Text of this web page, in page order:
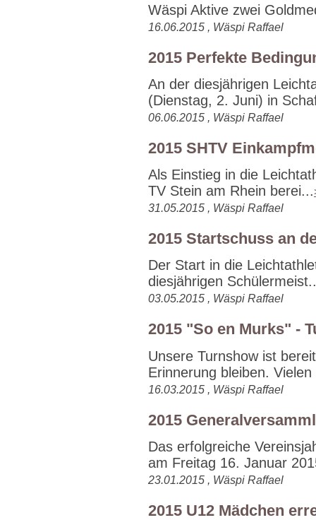
Wäspi Aktive zwei
16.06.2015 , Wäspi Raffael
2015 Perfekte
An der diesjährigen
(Dienstag, 2. Juni) in
06.06.2015 , Wäspi Raffael
2015 SHTV
Als Einstieg in die
TV Stein am Rhein berei...
31.05.2015 , Wäspi Raffael
2015 Startschuss an
Der Start in die
diesjährigen
03.05.2015 , Wäspi Raffael
2015 "So en Murks" -
Unsere Turnshow ist
Erinnerung bleiben.
16.03.2015 , Wäspi Raffael
2015
Das erfolgreiche
am Freitag 16. Januar
23.01.2015 , Wäspi Raffael
2015 U12 Mädchen